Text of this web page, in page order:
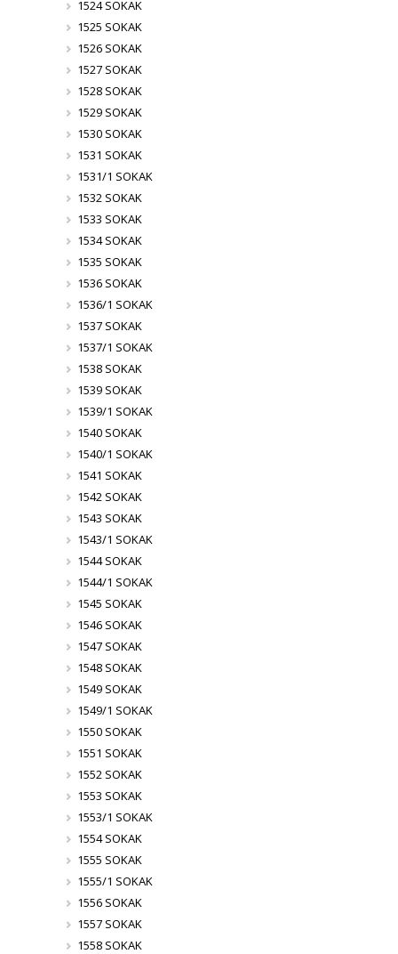
1524 SOKAK
1525 SOKAK
1526 SOKAK
1527 SOKAK
1528 SOKAK
1529 SOKAK
1530 SOKAK
1531 SOKAK
1531/1 SOKAK
1532 SOKAK
1533 SOKAK
1534 SOKAK
1535 SOKAK
1536 SOKAK
1536/1 SOKAK
1537 SOKAK
1537/1 SOKAK
1538 SOKAK
1539 SOKAK
1539/1 SOKAK
1540 SOKAK
1540/1 SOKAK
1541 SOKAK
1542 SOKAK
1543 SOKAK
1543/1 SOKAK
1544 SOKAK
1544/1 SOKAK
1545 SOKAK
1546 SOKAK
1547 SOKAK
1548 SOKAK
1549 SOKAK
1549/1 SOKAK
1550 SOKAK
1551 SOKAK
1552 SOKAK
1553 SOKAK
1553/1 SOKAK
1554 SOKAK
1555 SOKAK
1555/1 SOKAK
1556 SOKAK
1557 SOKAK
1558 SOKAK